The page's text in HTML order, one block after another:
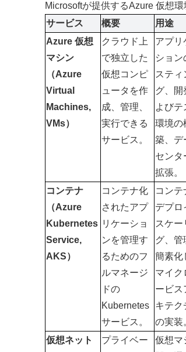
Microsoftが提供するAzure 仮想
サービス
概要
用途
Azure 仮想
マシン
（Azure
Virtual
Machines,
VMs）
クラウド上
で独立した
仮想コンピ
ュータを作
成、管理、
実行できる
サービス。
アプリ
ション
スティ
グ、開
よびテ
環境の
築、デ
センタ
拡張。
コンテナ
（Azure
Kubernetes
Service,
AKS）
コンテナ化
されたアプ
リケーショ
ンを管理す
るためのフ
ルマネージ
ドの
Kubernetes
サービス。
コンテ
デプロ
スケー
グ、管
簡素化
マイク
ービス
キテク
の実装
仮想ネット
プライベー
仮想マ